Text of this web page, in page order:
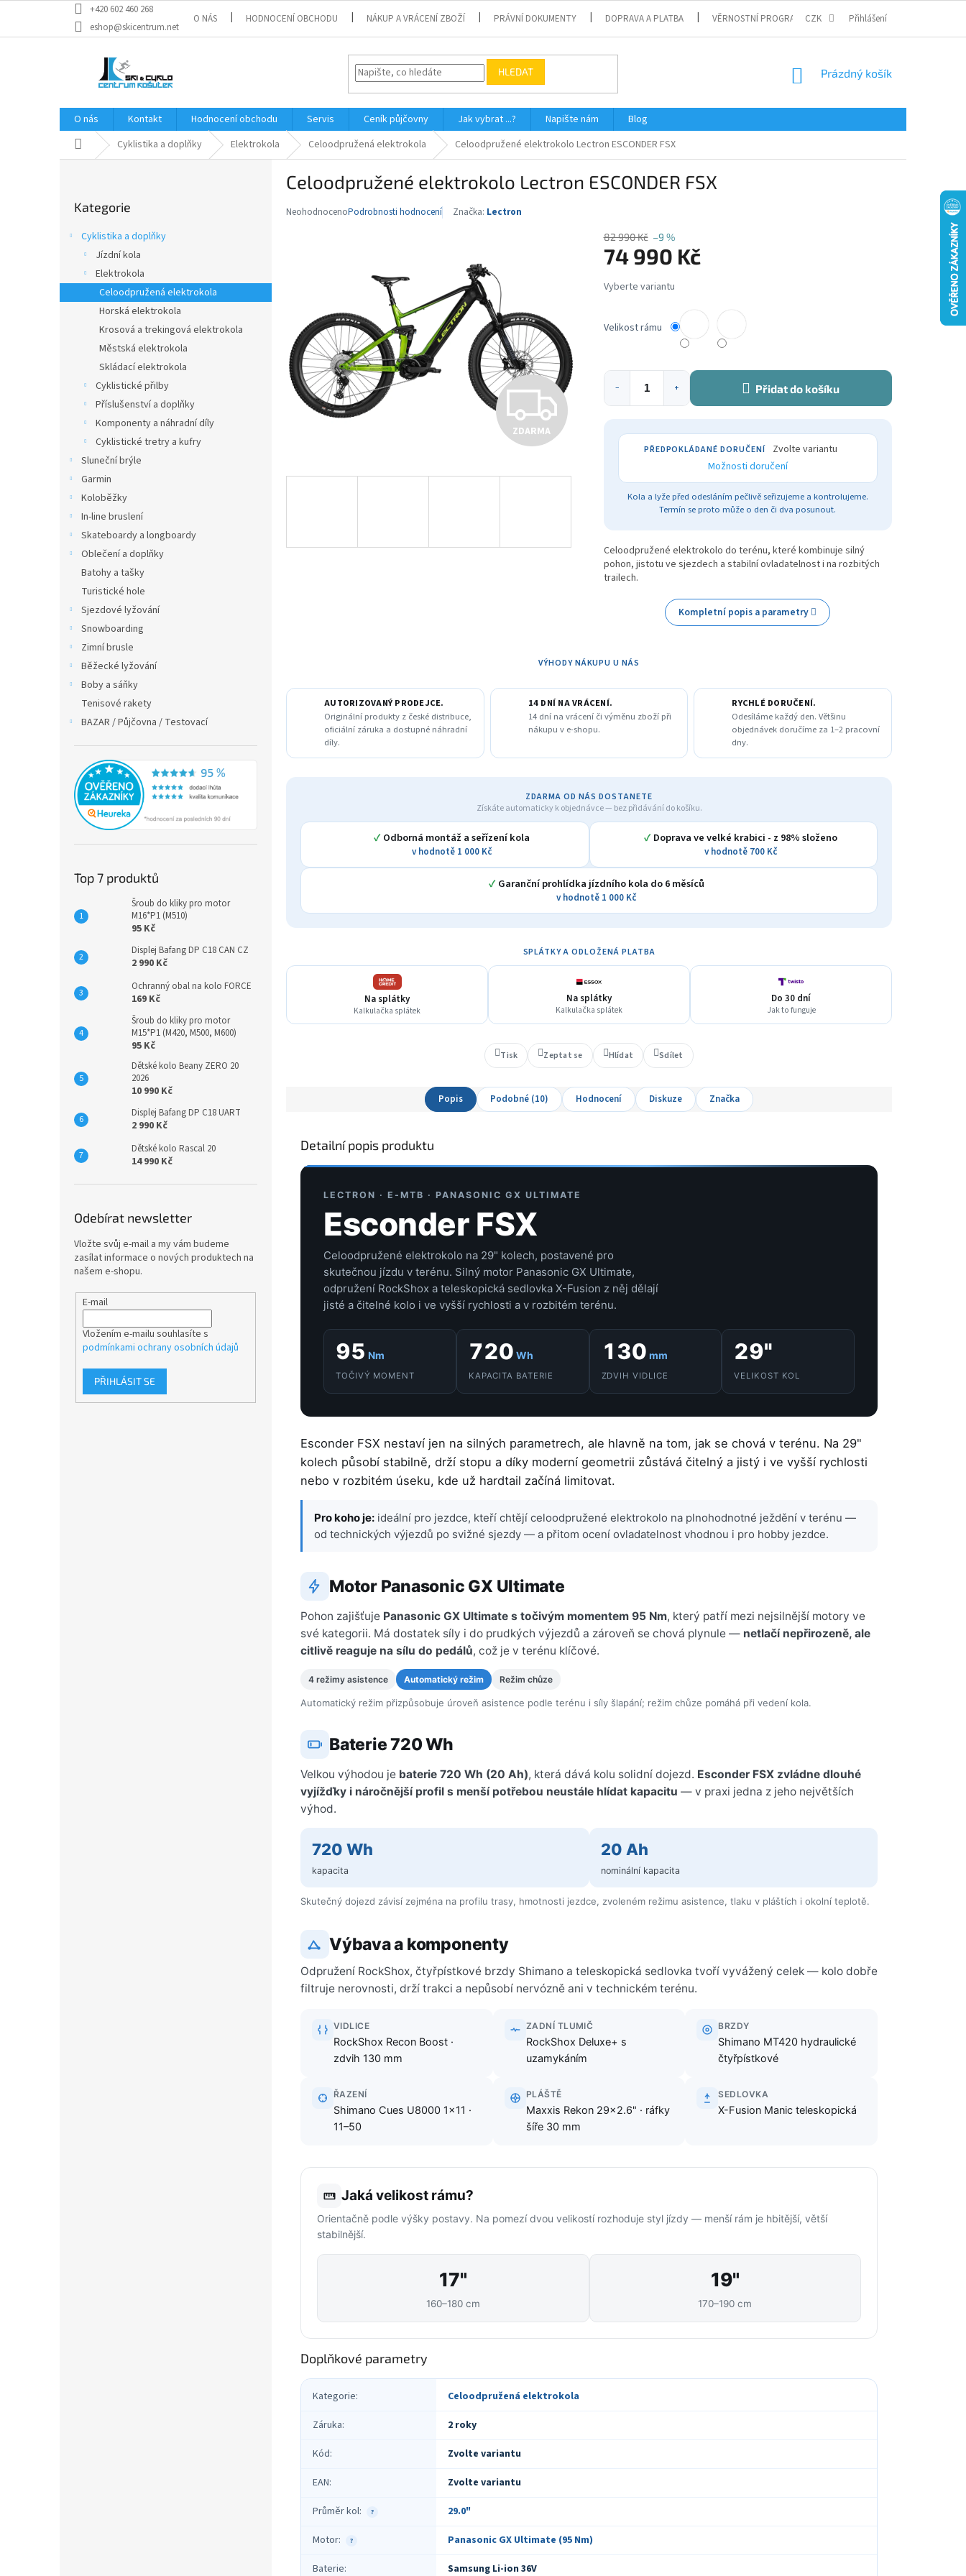
obsah
+420 602 460 268
eshop@skicentrum.net
O NÁS HODNOCENÍ OBCHODU NÁKUP A VRÁCENÍ ZBOŽÍ PRÁVNÍ DOKUMENTY DOPRAVA A PLATBA VĚRNOSTNÍ PROGRAM CZK Přihlášení
HLEDAT
NÁKUPNÍ
Prázdný košík
O nás Kontakt Hodnocení obchodu Servis Ceník půjčovny Jak vybrat ...? Napište nám
Blog
Domů Cyklistika a doplňky Elektrokola Celoodpružená elektrokola Celoodpružené elektrokolo Lectron ESCONDER FSX
kategorie
Kategorie
Cyklistika a doplňky
Jízdní kola
Elektrokola
Celoodpružená elektrokola
Horská elektrokola
Krosová a trekingová elektrokola
Městská elektrokola
Skládací elektrokola
Cyklistické přilby
Příslušenství a doplňky
Komponenty a náhradní díly
Cyklistické tretry a kufry
Sluneční brýle
Garmin
Koloběžky
In-line bruslení
Skateboardy a longboardy
Oblečení a doplňky
Batohy a tašky
Turistické hole
Sjezdové lyžování
Snowboarding
Zimní brusle
Běžecké lyžování
Boby a sáňky
Tenisové rakety
BAZAR / Půjčovna / Testovací
Top 7 produktů
Šroub do kliky pro motor
M16*P1 (M510)
95 Kč
Displej Bafang DP C18 CAN CZ
2 990 Kč
Ochranný obal na kolo FORCE
169 Kč
Šroub do kliky pro motor
M15*P1 (M420, M500, M600)
95 Kč
Dětské kolo Beany ZERO 20
2026
10 990 Kč
Displej Bafang DP C18 UART
2 990 Kč
Dětské kolo Rascal 20
14 990 Kč
Odebírat newsletter
Vložte svůj e-mail a my vám budeme
zasílat informace o nových produktech na
našem e-shopu.
E-mail
Vložením e-mailu souhlasíte s
podmínkami ochrany osobních údajů
PŘIHLÁSIT SE
Celoodpružené elektrokolo Lectron ESCONDER FSX
Průměrné
hvězdiček.
NeohodnocenoPodrobnosti hodnocení Značka: Lectron
Z
D
R
A
ZDARMA
82 990 Kč –9 %
74 990 Kč
Měrná
cena:
Velikost rámu
+
− Přidat do košíku
Zvolte variantu
Možnosti doručení
Kola a lyže před odesláním pečlivě seřizujeme a kontrolujeme.
Termín se proto může o den či dva posunout.
Celoodpružené elektrokolo do terénu, které kombinuje silný
pohon, jistotu ve sjezdech a stabilní ovladatelnost i na rozbitých
trailech.
Kompletní popis a parametry
VÝHODY NÁKUPU U NÁS
AUTORIZOVANÝ PRODEJCE.
Originální produkty z české distribuce,
oficiální záruka a dostupné náhradní
díly.
14 DNÍ NA VRÁCENÍ.
14 dní na vrácení či výměnu zboží při
nákupu v e-shopu.
RYCHLÉ DORUČENÍ.
Odesíláme každý den. Většinu
objednávek doručíme za 1–2 pracovní
dny.
ZDARMA OD NÁS DOSTANETE
Získáte automaticky k objednávce — bez přidávání do košíku.
✓ Odborná montáž a seřízení kola
v hodnotě 1 000 Kč
✓ Doprava ve velké krabici - z 98% složeno
v hodnotě 700 Kč
✓ Garanční prohlídka jízdního kola do 6 měsíců
v hodnotě 1 000 Kč
SPLÁTKY A ODLOŽENÁ PLATBA
Na splátky
Kalkulačka splátek
Na splátky
Kalkulačka splátek
Do 30 dní
Jak to funguje
Tisk Zeptat se Hlídat Sdílet
Popis Podobné (10) Hodnocení Diskuze Značka
Detailní popis produktu
LECTRON · E-MTB · PANASONIC GX ULTIMATE
Esconder FSX
Celoodpružené elektrokolo na 29" kolech, postavené pro
skutečnou jízdu v terénu. Silný motor Panasonic GX Ultimate,
odpružení RockShox a teleskopická sedlovka X-Fusion z něj dělají
jisté a čitelné kolo i ve vyšší rychlosti a v rozbitém terénu.
95 Nm
TOČIVÝ MOMENT
720 Wh
KAPACITA BATERIE
130 mm
ZDVIH VIDLICE
29"
VELIKOST KOL
Esconder FSX nestaví jen na silných parametrech, ale hlavně na tom, jak se chová v terénu. Na 29"
kolech působí stabilně, drží stopu a díky moderní geometrii zůstává čitelný a jistý i ve vyšší rychlosti
nebo v rozbitém úseku, kde už hardtail začíná limitovat.
Pro koho je: ideální pro jezdce, kteří chtějí celoodpružené elektrokolo na plnohodnotné ježdění v terénu —
od technických výjezdů po svižné sjezdy — a přitom ocení ovladatelnost vhodnou i pro hobby jezdce.
Motor Panasonic GX Ultimate
Pohon zajišťuje Panasonic GX Ultimate s točivým momentem 95 Nm, který patří mezi nejsilnější motory ve
své kategorii. Má dostatek síly i do prudkých výjezdů a zároveň se chová plynule — netlačí nepřirozeně, ale
citlivě reaguje na sílu do pedálů, což je v terénu klíčové.
4 režimy asistence Automatický režim Režim chůze
Automatický režim přizpůsobuje úroveň asistence podle terénu i síly šlapání; režim chůze pomáhá při vedení kola.
Baterie 720 Wh
Velkou výhodou je baterie 720 Wh (20 Ah), která dává kolu solidní dojezd. Esconder FSX zvládne dlouhé
vyjížďky i náročnější profil s menší potřebou neustále hlídat kapacitu — v praxi jedna z jeho největších
výhod.
720 Wh
kapacita
20 Ah
nominální kapacita
Skutečný dojezd závisí zejména na profilu trasy, hmotnosti jezdce, zvoleném režimu asistence, tlaku v pláštích i okolní teplotě.
Výbava a komponenty
Odpružení RockShox, čtyřpístkové brzdy Shimano a teleskopická sedlovka tvoří vyvážený celek — kolo dobře
filtruje nerovnosti, drží trakci a nepůsobí nervózně ani v technickém terénu.
VIDLICE
RockShox Recon Boost ·
zdvih 130 mm
ZADNÍ TLUMIČ
RockShox Deluxe+ s
uzamykáním
BRZDY
Shimano MT420 hydraulické
čtyřpístkové
ŘAZENÍ
Shimano Cues U8000 1×11 ·
11–50
PLÁŠTĚ
Maxxis Rekon 29×2.6" · ráfky
šíře 30 mm
SEDLOVKA
X-Fusion Manic teleskopická
Jaká velikost rámu?
Orientačně podle výšky postavy. Na pomezí dvou velikostí rozhoduje styl jízdy — menší rám je hbitější, větší
stabilnější.
17"
160–180 cm
19"
170–190 cm
Doplňkové parametry
Kategorie:
Celoodpružená elektrokola
Záruka:
2 roky
Kód:
Zvolte variantu
EAN: Zvolte variantu
?
Průměr kol: 29.0"
?
Motor:
Panasonic GX Ultimate (95 Nm)
Baterie: Samsung Li-ion 36V